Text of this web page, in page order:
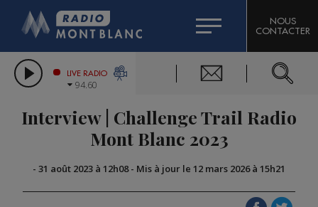
LES CHRONIQUES DE L'EXPERT
CITIZEN MACHINERY
GRAND MASSIF DOMAINES SKIABLES
BIGARD
COMPAGNIE DU MONT-BLANC
NOUS
CONTACTER
LIVE RADIO
94.60
Interview | Challenge Trail Radio
Mont Blanc 2023
- 31 août 2023 à 12h08- Mis à jour le 12 mars 2026 à 15h21